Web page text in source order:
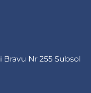
Nr 255 Subsol